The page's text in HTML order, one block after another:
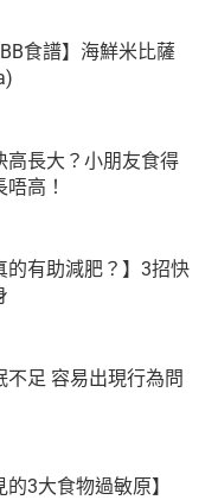
BB食譜】海鮮米比薩
高長大？小朋友食得
高！
的有助減肥？】3招快
不足 容易出現行為問
的3大食物過敏原】